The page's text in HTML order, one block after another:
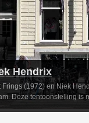
Hendrix
(1972) en Niek
Deze tentoonstelling is